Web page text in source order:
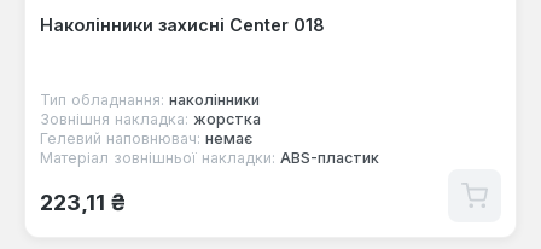
Наколінники захисні Center 018
Тип обладнання: наколінники
Зовнішня накладка: жорстка
Гелевий наповнювач: немає
Матеріал зовнішньої накладки: ABS-пластик
Звичайна ціна:
223,11 ₴